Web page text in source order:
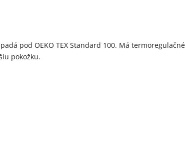
pod OEKO TEX Standard 100. Má
pokožku.